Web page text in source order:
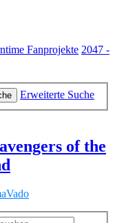
Fanprojekte 2047 -
Erweiterte Suche
of the